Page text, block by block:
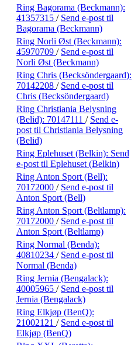
Ring Bagorama (Beckmann):
41357315 / Send e-post til
Bagorama (Beckmann)
Ring Norli Øst (Beckmann):
45970709 / Send e-post til
Norli Øst (Beckmann)
Ring Chris (Becksöndergaard):
70142208 / Send e-post til
Chris (Becksöndergaard)
Ring Christiania Belysning
(Belid): 70147111 / Send e-
post til Christiania Belysning
(Belid)
Ring Eplehuset (Belkin): Send
e-post til Eplehuset (Belkin)
Ring Anton Sport (Bell):
70172000 / Send e-post til
Anton Sport (Bell)
Ring Anton Sport (Beltlamp):
70172000 / Send e-post til
Anton Sport (Beltlamp)
Ring Normal (Benda):
40810234 / Send e-post til
Normal (Benda)
Ring Jernia (Bengalack):
40005965 / Send e-post til
Jernia (Bengalack)
Ring Elkjøp (BenQ):
21002121 / Send e-post til
Elkjøp (BenQ)